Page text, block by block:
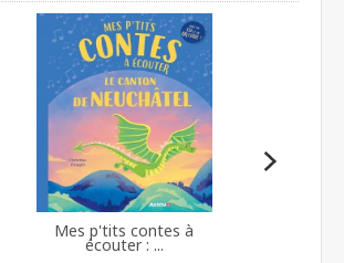
Mes p'tits contes à
écouter : ...